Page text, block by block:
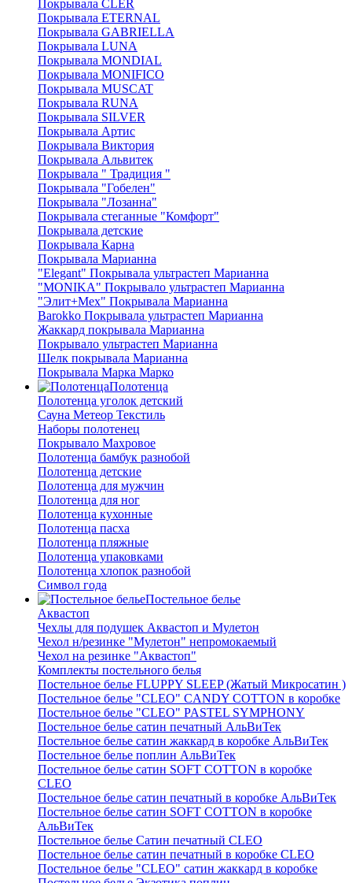
Покрывала CLER
Покрывала ETERNAL
Покрывала GABRIELLA
Покрывала LUNA
Покрывала MONDIAL
Покрывала MONIFICO
Покрывала MUSCAT
Покрывала RUNA
Покрывала SILVER
Покрывала Артис
Покрывала Виктория
Покрывала Альвитек
Покрывала " Традиция "
Покрывала "Гобелен"
Покрывала "Лозанна"
Покрывала стеганные "Комфорт"
Покрывала детские
Покрывала Карна
Покрывала Марианна
"Elegant" Покрывала ультрастеп Марианна
"MONIKA" Покрывало ультрастеп Марианна
"Элит+Мех" Покрывала Марианна
Barokko Покрывала ультрастеп Марианна
Жаккард покрывала Марианна
Покрывало ультрастеп Марианна
Шелк покрывала Марианна
Покрывала Марка Марко
Полотенца
Полотенца уголок детский
Сауна Метеор Текстиль
Наборы полотенец
Покрывало Махровое
Полотенца бамбук разнобой
Полотенца детские
Полотенца для мужчин
Полотенца для ног
Полотенца кухонные
Полотенца пасха
Полотенца пляжные
Полотенца упаковками
Полотенца хлопок разнобой
Символ года
Постельное белье
Аквастоп
Чехлы для подушек Аквастоп и Мулетон
Чехол н/резинке "Мулетон" непромокаемый
Чехол на резинке "Аквастоп"
Комплекты постельного белья
Постельное белье FLUPPY SLEEP (Жатый Микросатин )
Постельное белье "CLEO" CANDY COTTON в коробке
Постельное белье "CLEO" PASTEL SYMPHONY
Постельное белье сатин печатный АльВиТек
Постельное белье сатин жаккард в коробке АльВиТек
Постельное белье поплин АльВиТек
Постельное белье сатин SOFT COTTON в коробке
CLEO
Постельное белье сатин печатный в коробке АльВиТек
Постельное белье сатин SOFT COTTON в коробке
АльВиТек
Постельное белье Сатин печатный CLEO
Постельное белье сатин печатный в коробке CLEO
Постельное белье "CLEO" сатин жаккард в коробке